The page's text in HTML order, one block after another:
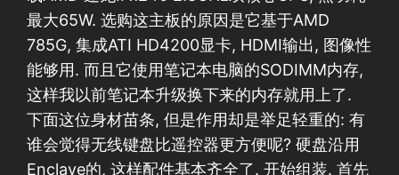
最大65W. 选购这主板的原因是它基于AMD
785G, 集成ATI HD4200显卡, HDMI输出, 图像性
能够用. 而且它使用笔记本电脑的SODIMM内存,
这样我以前笔记本升级换下来的内存就用上了.
下面这位身材苗条, 但是作用却是举足轻重的: 有
谁会觉得无线键盘比遥控器更方便呢? 硬盘沿用
Enclave的, 这样配件基本齐全了. 开始组装. 首先